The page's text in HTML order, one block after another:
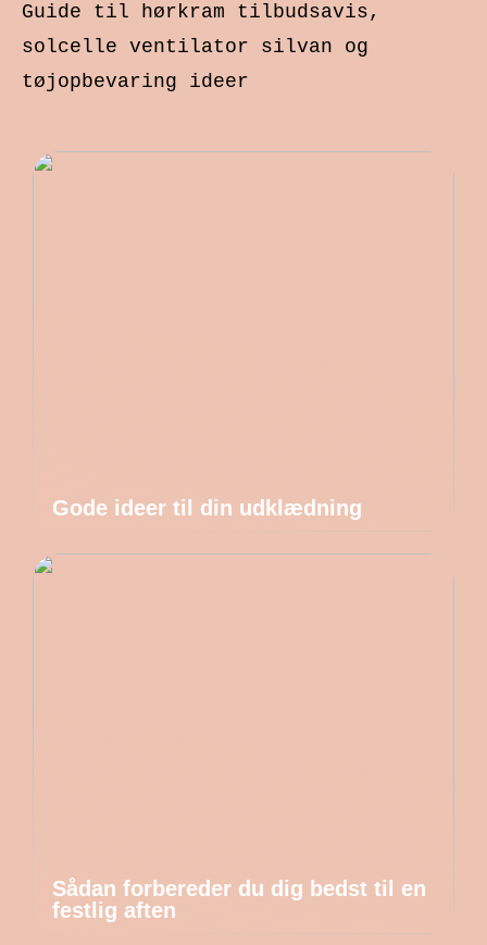
Guide til hørkram tilbudsavis,
solcelle ventilator silvan og
tøjopbevaring ideer
Gode ideer til din udklædning
Sådan forbereder du dig bedst til en
festlig aften